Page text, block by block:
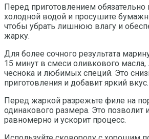
Перед приготовлением
холодной водой и просушите
чтобы убрать лишнюю влагу и
жарку.
Для более сочного результата
15 минут в смеси оливкового масла,
чеснока и любимых специй. Это
приготовления и добавит яркий вкус.
Перед жаркой разрежьте филе на
одинакового размера. Это позволит
равномерно и ускорит процесс.